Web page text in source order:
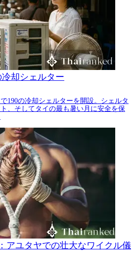
却シェルター
190の冷却シェルターを開設。シェルタ
、そしてタイの最も暑い月に安全を保
アユタヤでの壮大なワイクル儀